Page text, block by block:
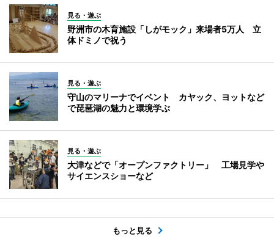
見る・遊ぶ
野洲市の木育施設「しがモック」来場者5万人 立
体ドミノで祝う
見る・遊ぶ
守山のマリーナでイベント カヤック、ヨットなど
で琵琶湖の魅力と環境学ぶ
見る・遊ぶ
大津などで「オープンファクトリー」 工場見学や
サイエンスショーなど
もっと見る